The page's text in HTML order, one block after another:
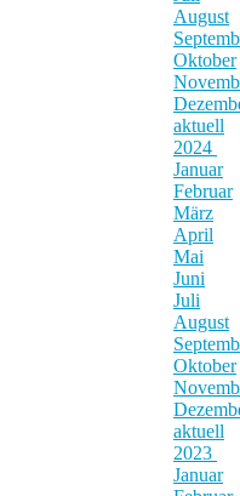
August
Oktober
aktuell
2024
Januar
Februar
März
April
Mai
Juni
Juli
August
Oktober
aktuell
2023
Januar